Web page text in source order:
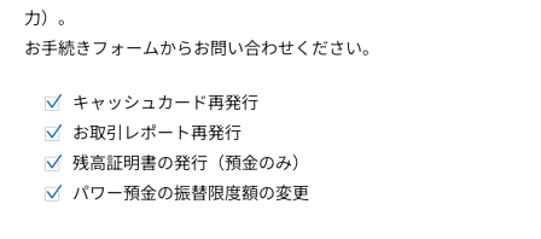
力）。
お手続きフォームからお問い合わせください。
キャッシュカード再発行
お取引レポート再発行
残高証明書の発行（預金のみ）
パワー預金の振替限度額の変更